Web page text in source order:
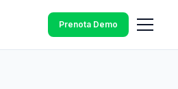
Prenota Demo